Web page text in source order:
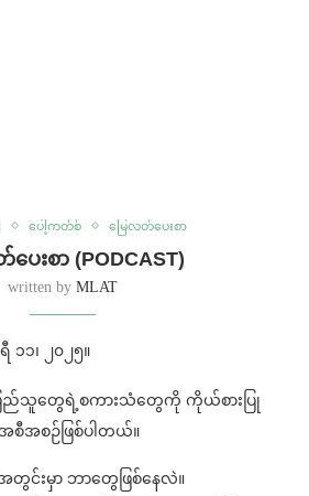
ပေါ့ကတ်စ် မြေလတ်ပေးစာ
ေးစာ (PODCAST)
written by MLAT
၁၁၊ ၂၀၂၅။
ည်သူတွေရဲ့စကားသံတွေကို ကိုယ်စားပြု
အစီအစဉ်ဖြစ်ပါတယ်။
င်းမှာ ဘာတွေဖြစ်နေလဲ။